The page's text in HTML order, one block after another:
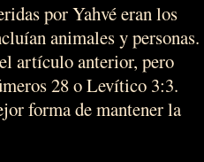
por Yahvé eran los
animales y personas.
artículo anterior, pero
28 o Levítico 3:3.
forma de mantener la